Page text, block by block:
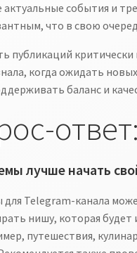
события и
что в свою
публикаций
когда ожидать
баланс и
ответ:
лучше начать
Telegram-канала
нишу, которая будет
путешествия,